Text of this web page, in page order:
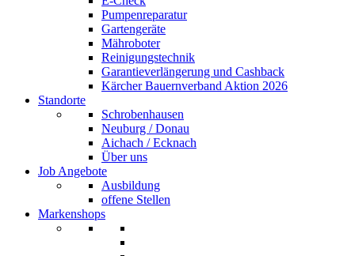
Pumpenreparatur
Gartengeräte
Mähroboter
Reinigungstechnik
Garantieverlängerung und Cashback
Kärcher Bauernverband Aktion 2026
Standorte
Schrobenhausen
Neuburg / Donau
Aichach / Ecknach
Über uns
Job Angebote
Ausbildung
offene Stellen
Markenshops